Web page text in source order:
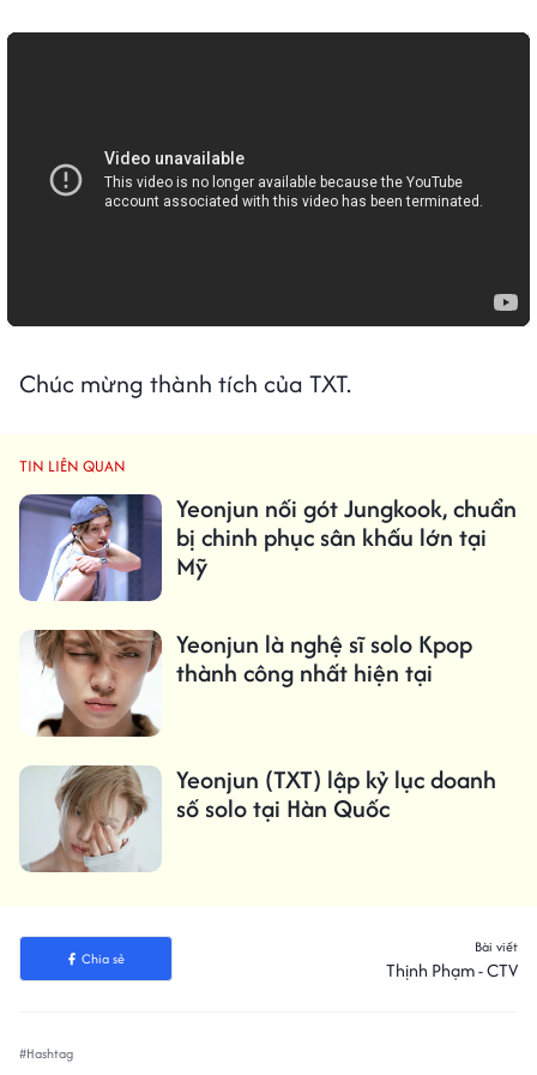
Chúc mừng thành tích của TXT.
TIN LIÊN QUAN
Yeonjun nối gót Jungkook, chuẩn
bị chinh phục sân khấu lớn tại
Mỹ
Yeonjun là nghệ sĩ solo Kpop
thành công nhất hiện tại
Yeonjun (TXT) lập kỷ lục doanh
số solo tại Hàn Quốc
Chia sẻ
Bài viết
Thịnh Phạm - CTV
#Hashtag